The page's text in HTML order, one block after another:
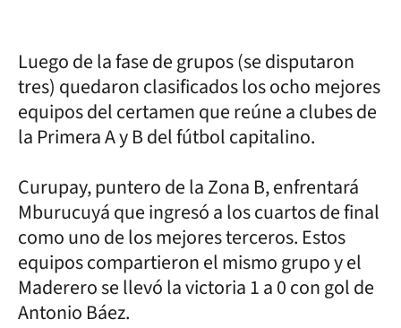
Luego de la fase de grupos (se disputaron
tres) quedaron clasificados los ocho mejores
equipos del certamen que reúne a clubes de
la Primera A y B del fútbol capitalino.
Curupay, puntero de la Zona B, enfrentará
Mburucuyá que ingresó a los cuartos de final
como uno de los mejores terceros. Estos
equipos compartieron el mismo grupo y el
Maderero se llevó la victoria 1 a 0 con gol de
Antonio Báez.